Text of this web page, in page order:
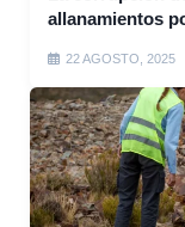
allanamientos
22 AGOSTO, 2025